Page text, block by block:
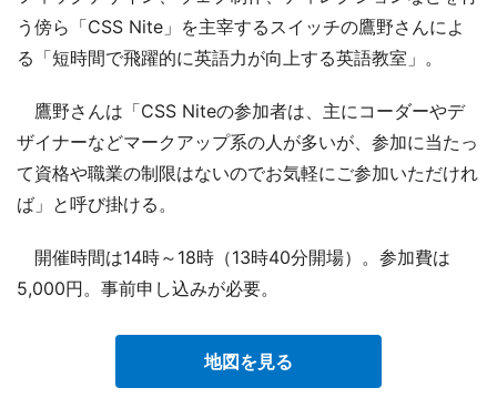
う傍ら「CSS Nite」を主宰するスイッチの鷹野さんによ
る「短時間で飛躍的に英語力が向上する英語教室」。
鷹野さんは「CSS Niteの参加者は、主にコーダーやデ
ザイナーなどマークアップ系の人が多いが、参加に当たっ
て資格や職業の制限はないのでお気軽にご参加いただけれ
ば」と呼び掛ける。
開催時間は14時～18時（13時40分開場）。参加費は
5,000円。事前申し込みが必要。
地図を見る